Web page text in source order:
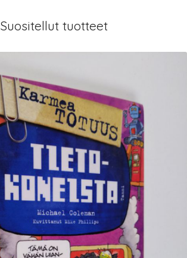
Suositellut tuotteet